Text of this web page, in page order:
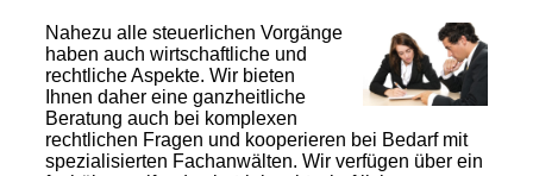
Nahezu alle steuerlichen Vorgänge
haben auch wirtschaftliche und
rechtliche Aspekte. Wir bieten
Ihnen daher eine ganzheitliche
Beratung auch bei komplexen
rechtlichen Fragen und kooperieren bei Bedarf mit
spezialisierten Fachanwälten. Wir verfügen über ein